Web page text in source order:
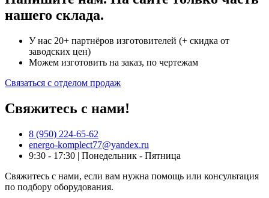
нашего склада.
У нас 20+ партнёров изготовителей (+ скидка от
заводских цен)
Можем изготовить на заказ, по чертежам
Связаться с отделом продаж
Свяжитесь с нами!
8 (950) 224-65-62
energo-komplect77@yandex.ru
9:30 - 17:30 | Понедельник - Пятница
Свяжитесь с нами, если вам нужна помощь или консультация
по подбору оборудования.